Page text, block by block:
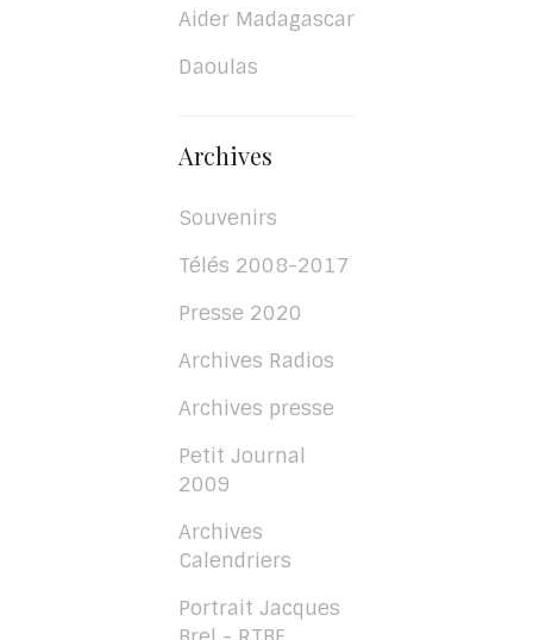
Aider Madagascar
Daoulas
Archives
Souvenirs
Télés 2008-2017
Presse 2020
Archives Radios
Archives presse
Petit Journal
2009
Archives
Calendriers
Portrait Jacques